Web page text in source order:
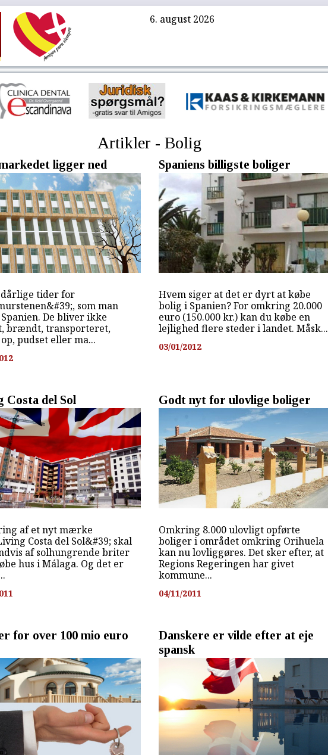
6. august 2026
Artikler - Bolig
ligger ned
dårlige tider for
som man
De bliver ikke
brændt, transporteret,
pudset eller ma...
Spaniens billigste boliger
Hvem siger at det er dyrt at købe
bolig i Spanien? For omkring 20.000
euro (150.000 kr.) kan du købe en
lejlighed flere steder i landet. Måsk...
03/01/2012
Costa del Sol
af et nyt mærke
Costa del Sol&#39; skal
af solhungrende briter
hus i Málaga. Og det er
Godt nyt for ulovlige boliger
Omkring 8.000 ulovligt opførte
boliger i området omkring Orihuela
kan nu lovliggøres. Det sker efter, at
Regions Regeringen har givet
kommune...
04/11/2011
for over 100 mio euro
Danskere er vilde efter at eje
spansk